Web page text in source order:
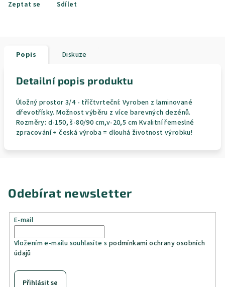
Zeptat se Sdílet
Popis Diskuze
Detailní popis produktu
Úložný prostor 3/4 - tříčtvrteční: Vyroben z laminované
dřevotřísky. Možnost výběru z více barevných dezénů.
Rozměry: d-150, š-80/90 cm,v-20,5 cm Kvalitní řemeslné
zpracování + česká výroba = dlouhá životnost výrobku!
Odebírat newsletter
E-mail
Vložením e-mailu souhlasíte s podmínkami ochrany osobních
údajů
Přihlásit se